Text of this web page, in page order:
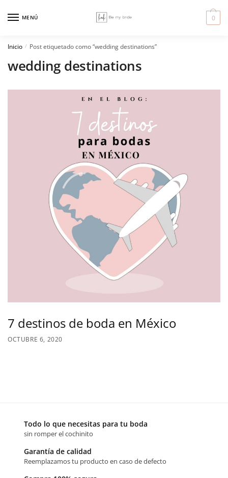
MENÚ 0
Inicio / Post etiquetado como “wedding destinations”
wedding destinations
7 destinos de boda en México
OCTUBRE 6, 2020
Todo lo que necesitas para tu boda
sin romper el cochinito
Garantía de calidad
Reemplazamos tu producto en caso de defecto